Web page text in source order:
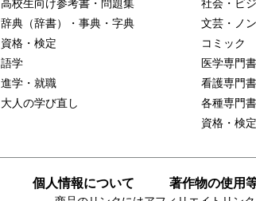
高校生向け参考書・問題集
辞典（辞書）・事典・字典
資格・検定
語学
進学・就職
大人の学び直し
社会・ビ
文芸・ノ
コミック
医学専門書
看護専門書
各種専門書
資格・検定
個人情報について 著作物の使用